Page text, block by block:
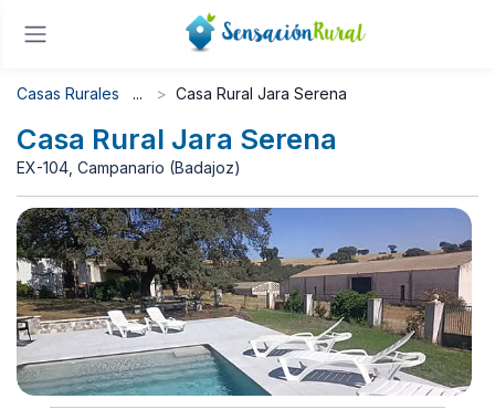
Casas Rurales Casa Rural Jara Serena
Casa Rural Jara Serena
EX-104, Campanario (Badajoz)